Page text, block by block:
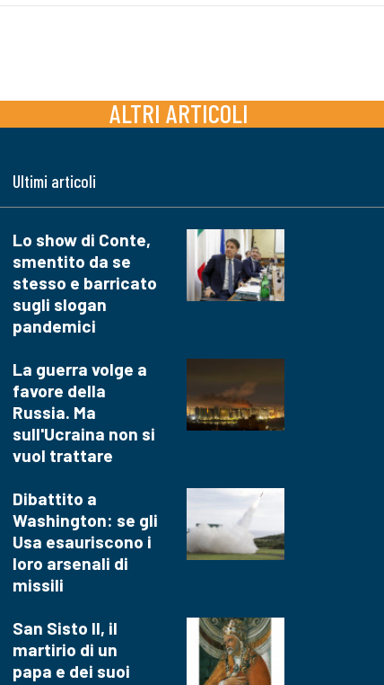
ALTRI ARTICOLI
Ultimi articoli
Lo show di Conte,
smentito da se
stesso e barricato
sugli slogan
pandemici
La guerra volge a
favore della
Russia. Ma
sull'Ucraina non si
vuol trattare
Dibattito a
Washington: se gli
Usa esauriscono i
loro arsenali di
missili
San Sisto II, il
martirio di un
papa e dei suoi